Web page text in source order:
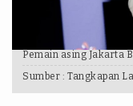
Pemain asing Jakarta
Sumber : Tangkapan